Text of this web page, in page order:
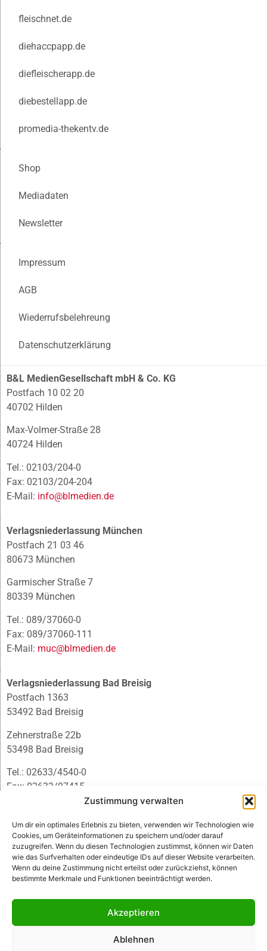
Zustimmung verwalten
Um dir ein optimales Erlebnis zu bieten, verwenden wir Technologien wie
Cookies, um Geräteinformationen zu speichern und/oder darauf
zuzugreifen. Wenn du diesen Technologien zustimmst, können wir Daten
wie das Surfverhalten oder eindeutige IDs auf dieser Website verarbeiten.
Wenn du deine Zustimmung nicht erteilst oder zurückziehst, können
bestimmte Merkmale und Funktionen beeinträchtigt werden.
Akzeptieren
Ablehnen
fleischnet.de
diehaccpapp.de
diefleischerapp.de
diebestellapp.de
promedia-thekentv.de
Shop
Mediadaten
Newsletter
Impressum
AGB
Wiederrufsbelehreung
Datenschutzerklärung
B&L MedienGesellschaft mbH & Co. KG
Postfach 10 02 20
40702 Hilden
Max-Volmer-Straße 28
40724 Hilden
Tel.: 02103/204-0
Fax: 02103/204-204
E-Mail: info@blmedien.de
Verlagsniederlassung München
Postfach 21 03 46
80673 München
Garmischer Straße 7
80339 München
Tel.: 089/37060-0
Fax: 089/37060-111
E-Mail: muc@blmedien.de
Verlagsniederlassung Bad Breisig
Postfach 1363
53492 Bad Breisig
Zehnerstraße 22b
53498 Bad Breisig
Tel.: 02633/4540-0
Fax: 02633/97415
infobb@blmedien.de